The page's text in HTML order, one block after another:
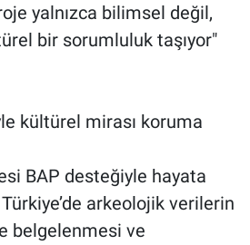
yalnızca bilimsel değil,
bir sorumluluk taşıyor"
kültürel mirası koruma
BAP desteğiyle hayata
arkeolojik verilerin
belgelenmesi ve